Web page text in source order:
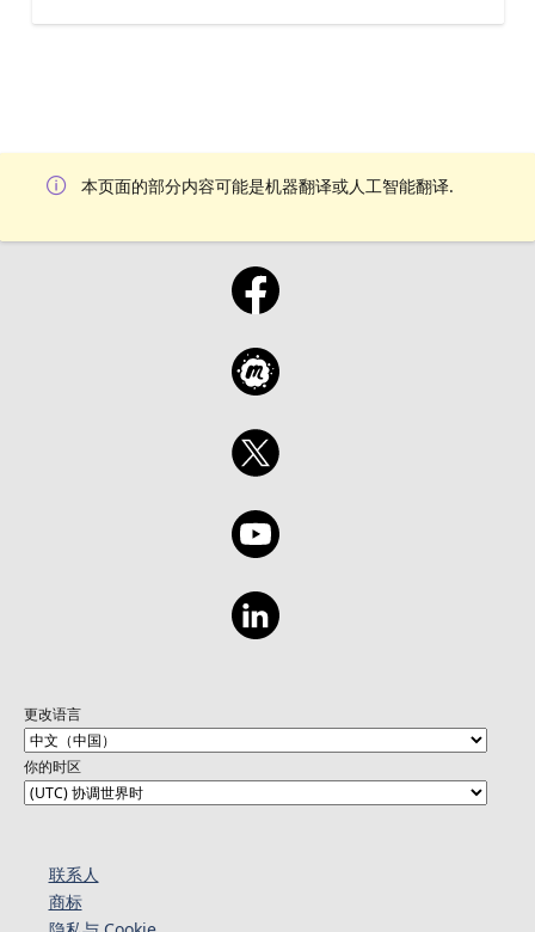
本页面的部分内容可能是机器翻译或人工智能翻译.
更改语言
你的时区
联系人
商标